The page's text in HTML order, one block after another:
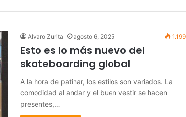
Alvaro Zurita agosto 6, 2025 1.199
Esto es lo más nuevo del
skateboarding global
A la hora de patinar, los estilos son variados. La
comodidad al andar y el buen vestir se hacen
presentes,…